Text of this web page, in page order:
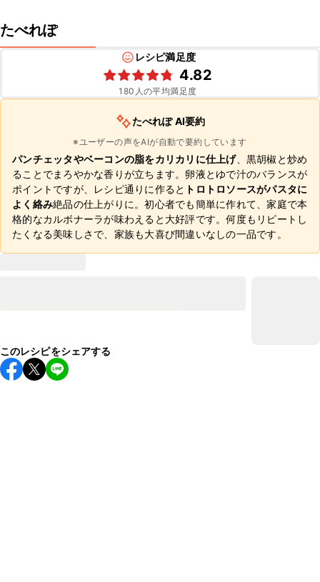
たべれぽ
レシピ満足度
4.82
180 人の平均満足度
たべれぽ AI要約
※ユーザーの声をAIが自動で要約しています
パンチェッタやベーコンの脂をカリカリに仕上げ、黒胡椒と炒め
ることでまろやかな香りが立ちます。卵液とゆで汁のバランスが
ポイントですが、レシピ通りに作ると トロトロソースがパスタに
よく絡み絶品の仕上がりに。初心者でも簡単に作れて、家庭で本
格的なカルボナーラが味わえると大好評です。何度もリピートし
たくなる美味しさで、家族も大喜び間違いなしの一品です。
このレシピをシェアする